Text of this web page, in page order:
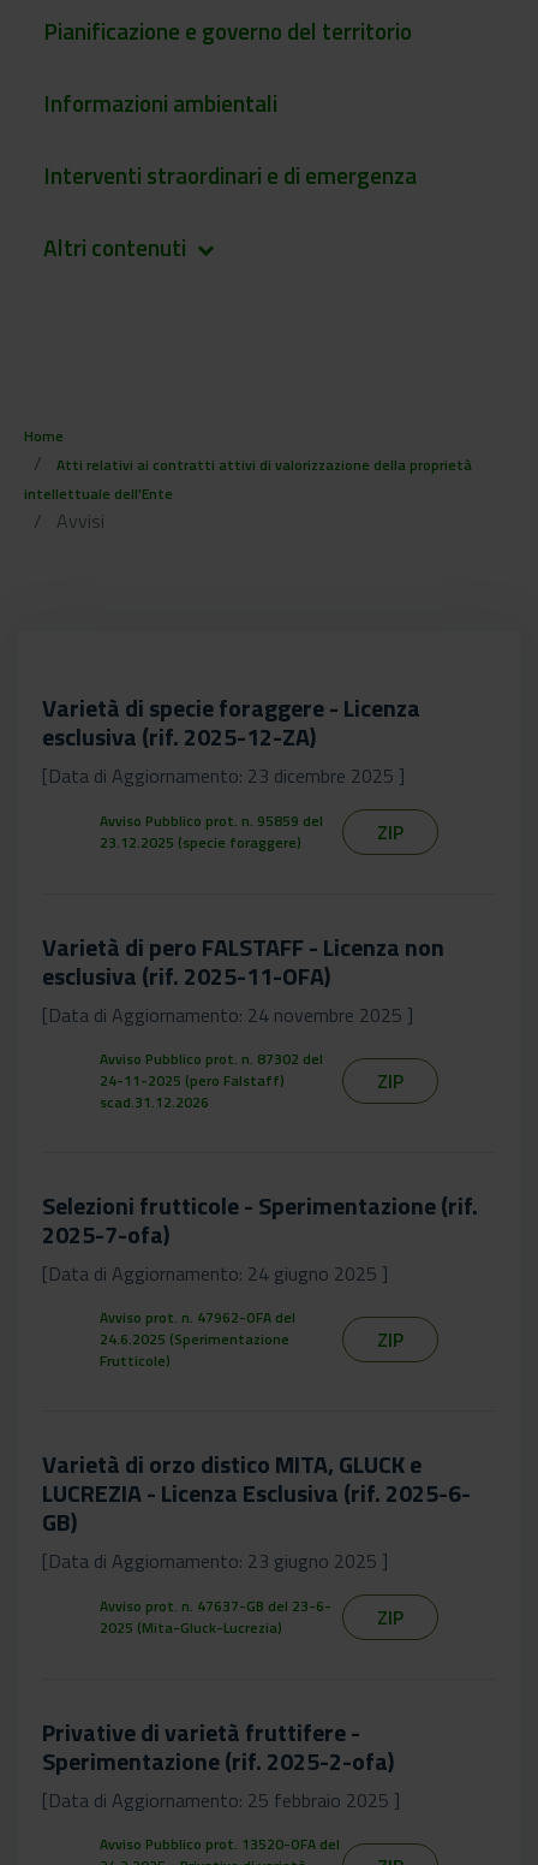
Pianificazione e governo del territorio
Informazioni ambientali
Interventi straordinari e di emergenza
Altri contenuti keyboard_arrow_down
Home
Atti relativi ai contratti attivi di valorizzazione della proprietà
intellettuale dell'Ente
Avvisi
Varietà di specie foraggere - Licenza
esclusiva (rif. 2025-12-ZA)
[Data di Aggiornamento: 23 dicembre 2025 ]
Avviso Pubblico prot. n. 95859 del
23.12.2025 (specie foraggere)
ZIP
Varietà di pero FALSTAFF - Licenza non
esclusiva (rif. 2025-11-OFA)
[Data di Aggiornamento: 24 novembre 2025 ]
Avviso Pubblico prot. n. 87302 del
24-11-2025 (pero Falstaff)
scad.31.12.2026
ZIP
Selezioni frutticole - Sperimentazione (rif.
2025-7-ofa)
[Data di Aggiornamento: 24 giugno 2025 ]
Avviso prot. n. 47962-OFA del
24.6.2025 (Sperimentazione
Frutticole)
ZIP
Varietà di orzo distico MITA, GLUCK e
LUCREZIA - Licenza Esclusiva (rif. 2025-6-
GB)
[Data di Aggiornamento: 23 giugno 2025 ]
Avviso prot. n. 47637-GB del 23-6-
2025 (Mita-Gluck-Lucrezia)
ZIP
Privative di varietà fruttifere -
Sperimentazione (rif. 2025-2-ofa)
[Data di Aggiornamento: 25 febbraio 2025 ]
Avviso Pubblico prot. 13520-OFA del